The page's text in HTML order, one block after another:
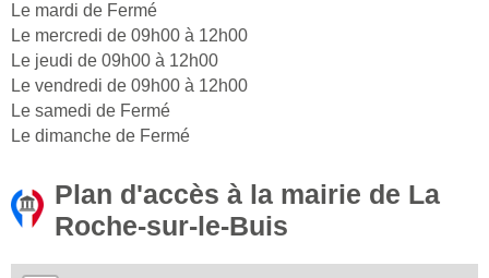
Le mardi de Fermé
Le mercredi de 09h00 à 12h00
Le jeudi de 09h00 à 12h00
Le vendredi de 09h00 à 12h00
Le samedi de Fermé
Le dimanche de Fermé
Plan d'accès à la mairie de La
Roche-sur-le-Buis